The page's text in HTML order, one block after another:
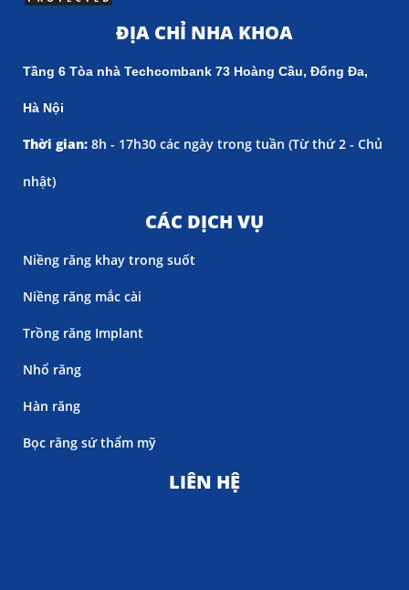
ĐỊA CHỈ NHA KHOA
Tầng 6 Tòa nhà Techcombank 73 Hoàng Cầu, Đống Đa,
Hà Nội
Thời gian: 8h - 17h30 các ngày trong tuần (Từ thứ 2 - Chủ
nhật)
CÁC DỊCH VỤ
Niềng răng khay trong suốt
Niềng răng mắc cài
Trồng răng Implant
Nhổ răng
Hàn răng
Bọc răng sứ thẩm mỹ
LIÊN HỆ